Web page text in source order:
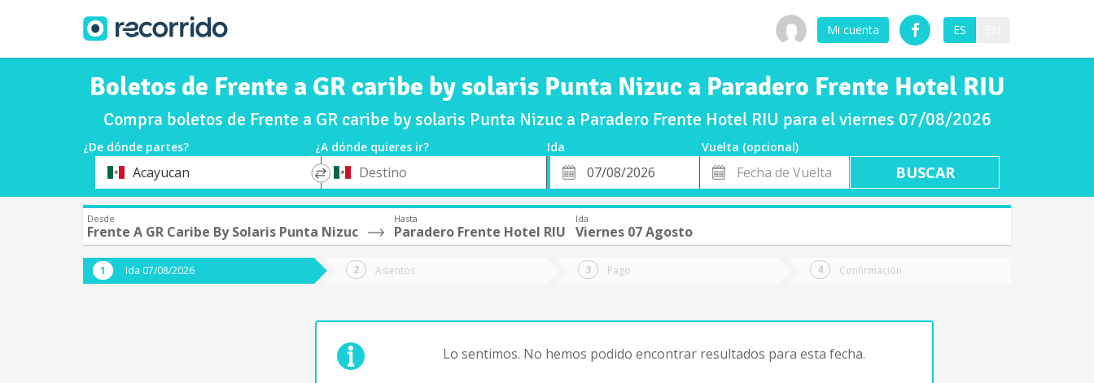
Mi cuenta ES
Boletos de Frente a GR caribe by solaris Punta Nizuc a Paradero Frente Hotel RIU
Compra boletos de Frente a GR caribe by solaris Punta Nizuc a Paradero Frente Hotel RIU para el viernes 07/08/2026
¿De dónde partes? ¿A dónde quieres ir? Ida
Vuelta (opcional)
OrigenAcayucan
*
Destino
Fecha
de
Fecha
de
Vuelta
Desde
Frente A GR Caribe By Solaris Punta Nizuc
Hasta
Paradero Frente Hotel RIU
Ida
Viernes 07 Agosto
Ida 07/08/2026 Asientos Pago Confirmación
Lo sentimos. No hemos podido encontrar resultados para esta fecha.